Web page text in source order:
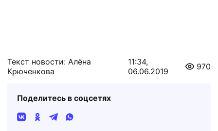
Текст новости: Алёна
Крюченкова
11:34,
06.06.2019
970
Поделитесь в соцсетях